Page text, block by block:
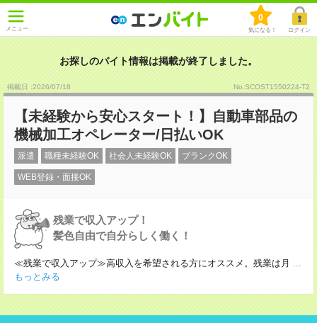
メニュー
0
気になる！ ログイン
お探しのバイト情報は掲載が終了しました。
掲載日 :2026/07/18 No.SCOST1550224-T2
【未経験から安心スタート！】自動車部品の
機械加工オペレーター/日払いOK
派遣 職種未経験OK 社会人未経験OK ブランクOK
WEB登録・面接OK
残業で収入アップ！
髪色自由で自分らしく働く！
≪残業で収入アップ≫高収入を希望される方にオススメ。残業は月 ...
もっとみる